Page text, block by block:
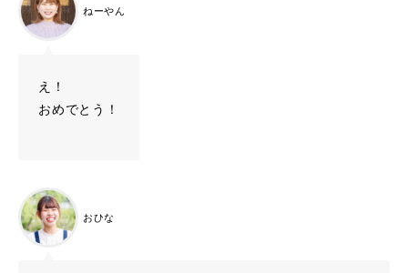
ねーやん
え！
おめでとう！
おひな